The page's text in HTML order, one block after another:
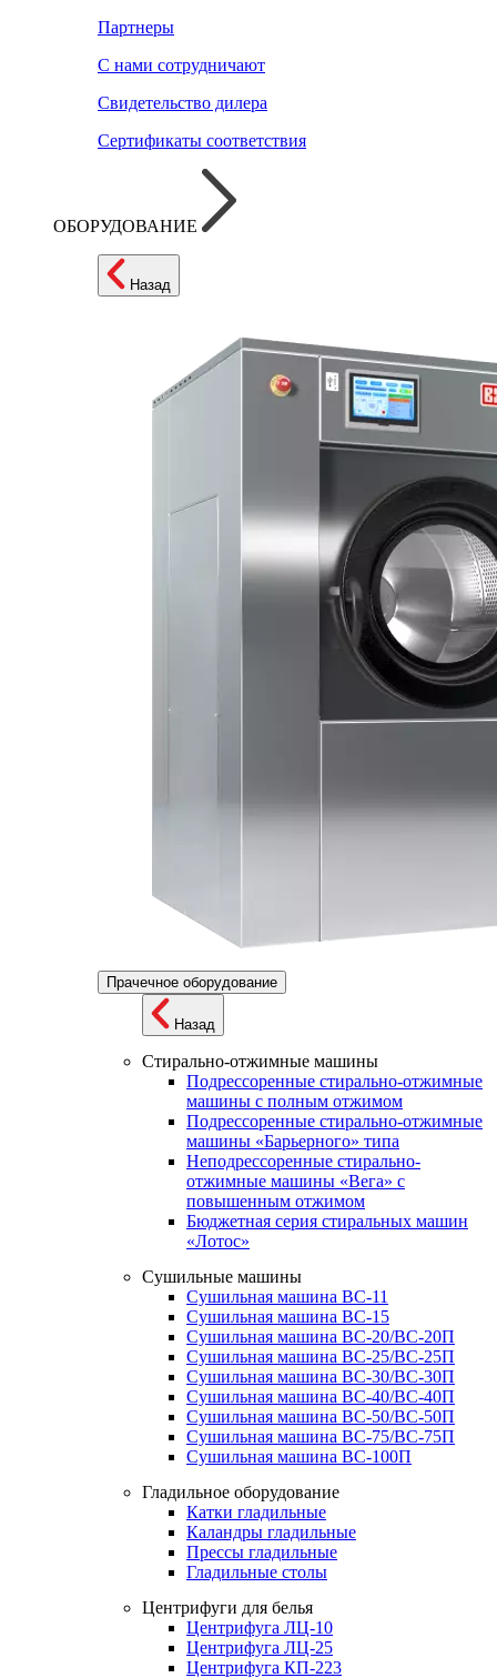
Партнеры
С нами сотрудничают
Свидетельство дилера
Сертификаты соответствия
ОБОРУДОВАНИЕ
Назад
Прачечное оборудование
Назад
Стирально-отжимные машины
Подрессоренные стирально-отжимные
машины с полным отжимом
Подрессоренные стирально-отжимные
машины «Барьерного» типа
Неподрессоренные стирально-
отжимные машины «Вега» с
повышенным отжимом
Бюджетная серия стиральных машин
«Лотос»
Сушильные машины
Сушильная машина ВС-11
Сушильная машина ВС-15
Сушильная машина ВС-20/ВС-20П
Сушильная машина ВС-25/ВС-25П
Сушильная машина ВС-30/ВС-30П
Сушильная машина ВС-40/ВС-40П
Сушильная машина ВС-50/ВС-50П
Сушильная машина ВС-75/ВС-75П
Сушильная машина ВС-100П
Гладильное оборудование
Катки гладильные
Каландры гладильные
Прессы гладильные
Гладильные столы
Центрифуги для белья
Центрифуга ЛЦ-10
Центрифуга ЛЦ-25
Центрифуга КП-223